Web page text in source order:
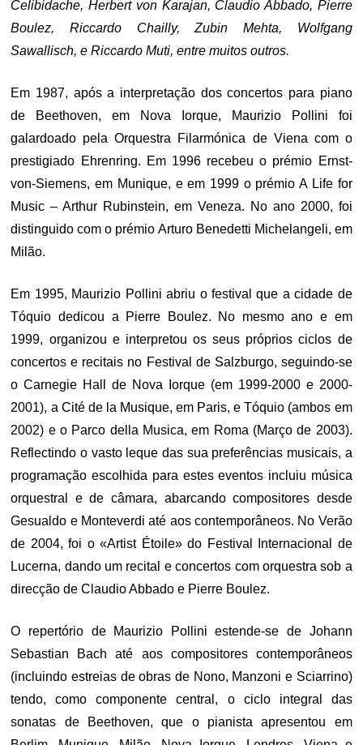
Celibidache, Herbert von Karajan, Claudio Abbado, Pierre
Boulez, Riccardo Chailly, Zubin Mehta, Wolfgang
Sawallisch, e Riccardo Muti, entre muitos outros.
Em 1987, após a interpretação dos concertos para piano
de Beethoven, em Nova Iorque, Maurizio Pollini foi
galardoado pela Orquestra Filarmónica de Viena com o
prestigiado Ehrenring. Em 1996 recebeu o prémio Ernst-
von-Siemens, em Munique, e em 1999 o prémio A Life for
Music – Arthur Rubinstein, em Veneza. No ano 2000, foi
distinguido com o prémio Arturo Benedetti Michelangeli, em
Milão.
Em 1995, Maurizio Pollini abriu o festival que a cidade de
Tóquio dedicou a Pierre Boulez. No mesmo ano e em
1999, organizou e interpretou os seus próprios ciclos de
concertos e recitais no Festival de Salzburgo, seguindo-se
o Carnegie Hall de Nova Iorque (em 1999-2000 e 2000-
2001), a Cité de la Musique, em Paris, e Tóquio (ambos em
2002) e o Parco della Musica, em Roma (Março de 2003).
Reflectindo o vasto leque das sua preferências musicais, a
programação escolhida para estes eventos incluiu música
orquestral e de câmara, abarcando compositores desde
Gesualdo e Monteverdi até aos contemporâneos. No Verão
de 2004, foi o «Artist Étoile» do Festival Internacional de
Lucerna, dando um recital e concertos com orquestra sob a
direcção de Claudio Abbado e Pierre Boulez.
O repertório de Maurizio Pollini estende-se de Johann
Sebastian Bach até aos compositores contemporâneos
(incluindo estreias de obras de Nono, Manzoni e Sciarrino)
tendo, como componente central, o ciclo integral das
sonatas de Beethoven, que o pianista apresentou em